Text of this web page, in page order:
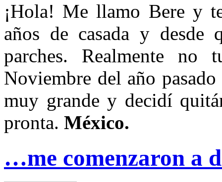
¡Hola! Me llamo Bere y
años de casada y desde
parches. Realmente no
Noviembre del año
muy grande y decidí
pronta. México.
…me comenzaron a